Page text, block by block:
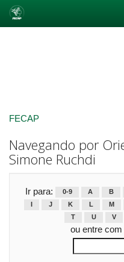
FECAP
Navegando por
Simone Ruchdi
Ir para: 0-9 A B
J K L M
T
U V
ou entre